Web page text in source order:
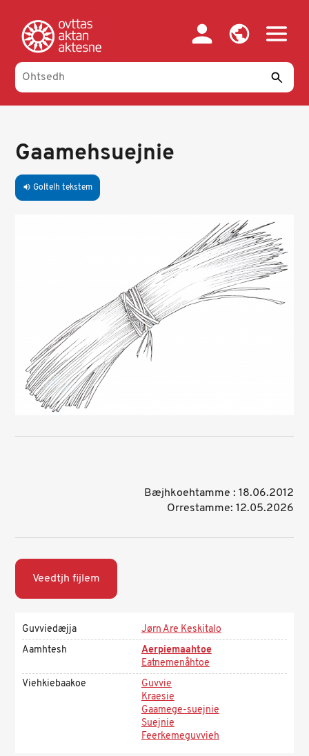
main
content
Gaamehsuejnie
volume_up Goltelh tekstem
Bæjhkoehtamme : 18.06.2012
Orrestamme: 12.05.2026
Veedtjh fijlem
Guvviedæjja
Jørn Are Keskitalo
Aamhtesh
Aerpiemaahtoe
Eatnemenåhtoe
Viehkiebaakoe
Guvvie
Kraesie
Gaamege-suejnie
Suejnie
Feerkemeguvvieh